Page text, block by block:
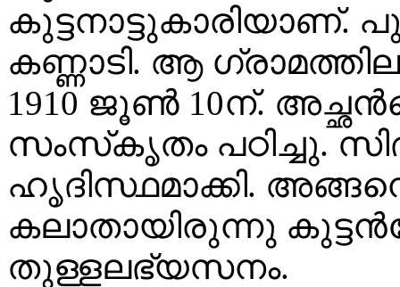
കുട്ടനാട്ടുകാരിയാണ്.
കണ്ണാടി. ആ
1910 ജൂൺ 10ന്.
സംസ്‌കൃതം പഠിച്ചു.
ഹൃദിസ്ഥമാക്കി.
കലാതായിരുന്നു
തുള്ളലഭ്യസനം.